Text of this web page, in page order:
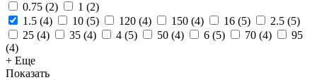
0.75 (2) 1 (2)
1.5 (4) 10 (5) 120 (4) 150 (4) 16 (5) 2.5 (5)
25 (4) 35 (4) 4 (5) 50 (4) 6 (5) 70 (4)
95
(4)
+ Еще
Показать